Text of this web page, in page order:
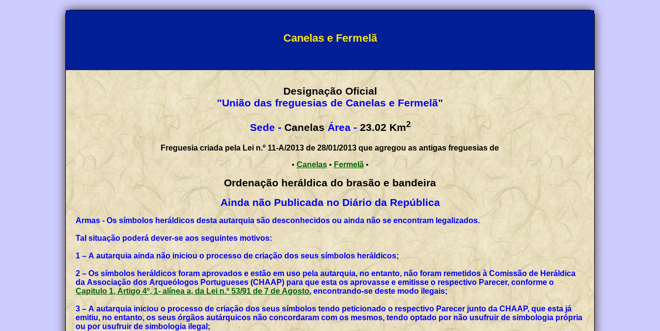
Canelas e Fermelã
Designação Oficial
"União das freguesias de Canelas e Fermelã"
Sede - Canelas Área - 23.02 Km2
Freguesia criada pela Lei n.º 11-A/2013 de 28/01/2013 que agregou as antigas freguesias de
• Canelas• Fermelã•
Ordenação heráldica do brasão e bandeira
Ainda não Publicada no Diário da República
Armas - Os símbolos heráldicos desta autarquia são desconhecidos ou ainda não se encontram legalizados.
Tal situação poderá dever-se aos seguintes motivos:
1 – A autarquia ainda não iniciou o processo de criação dos seus símbolos heráldicos;
2 – Os símbolos heráldicos foram aprovados e estão em uso pela autarquia, no entanto, não foram remetidos à Comissão de Heráldica
da Associação dos Arqueólogos Portugueses (CHAAP) para que esta os aprovasse e emitisse o respectivo Parecer, conforme o
Capitulo 1, Artigo 4º, 1- alínea a, da Lei n.º 53/91 de 7 de Agosto, encontrando-se deste modo ilegais;
3 – A autarquia iniciou o processo de criação dos seus símbolos tendo peticionado o respectivo Parecer junto da CHAAP, que esta já
emitiu, no entanto, os seus órgãos autárquicos não concordaram com os mesmos, tendo optado por não usufruir de simbologia própria
ou por usufruir de simbologia ilegal;